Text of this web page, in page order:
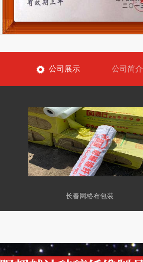
公司展示 公司简介
长春网格布包装